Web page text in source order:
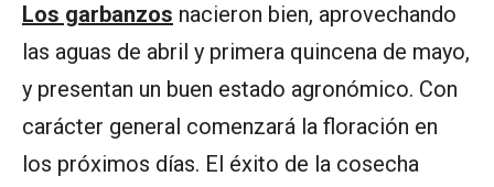
Los garbanzos nacieron bien, aprovechando
las aguas de abril y primera quincena de mayo,
y presentan un buen estado agronómico. Con
carácter general comenzará la floración en
los próximos días. El éxito de la cosecha